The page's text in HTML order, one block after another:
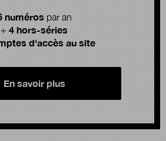
numéros par an
+ 4 hors-séries
d'accès au site
En savoir plus